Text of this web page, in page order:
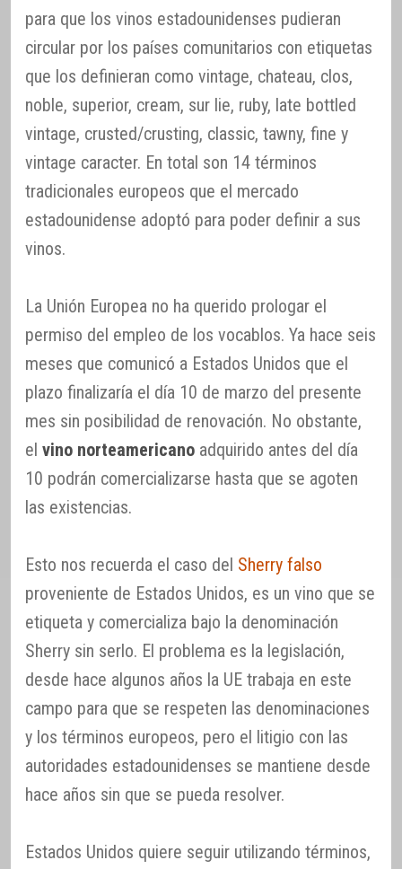
para que los vinos estadounidenses pudieran
circular por los países comunitarios con etiquetas
que los definieran como vintage, chateau, clos,
noble, superior, cream, sur lie, ruby, late bottled
vintage, crusted/crusting, classic, tawny, fine y
vintage caracter. En total son 14 términos
tradicionales europeos que el mercado
estadounidense adoptó para poder definir a sus
vinos.
La Unión Europea no ha querido prologar el
permiso del empleo de los vocablos. Ya hace seis
meses que comunicó a Estados Unidos que el
plazo finalizaría el día 10 de marzo del presente
mes sin posibilidad de renovación. No obstante,
el vino norteamericano adquirido antes del día
10 podrán comercializarse hasta que se agoten
las existencias.
Esto nos recuerda el caso del Sherry falso
proveniente de Estados Unidos, es un vino que se
etiqueta y comercializa bajo la denominación
Sherry sin serlo. El problema es la legislación,
desde hace algunos años la UE trabaja en este
campo para que se respeten las denominaciones
y los términos europeos, pero el litigio con las
autoridades estadounidenses se mantiene desde
hace años sin que se pueda resolver.
Estados Unidos quiere seguir utilizando términos,